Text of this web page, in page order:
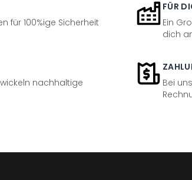
für 100%ige Sicherheit
FÜR
Ein
dich
nachhaltige
Bei